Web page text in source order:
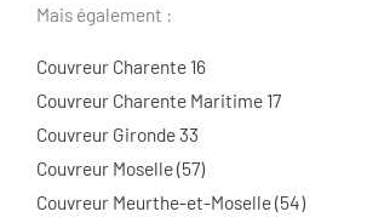
Mais également :
Couvreur Charente 16
Couvreur Charente Maritime 17
Couvreur Gironde 33
Couvreur Moselle (57)
Couvreur Meurthe-et-Moselle (54)